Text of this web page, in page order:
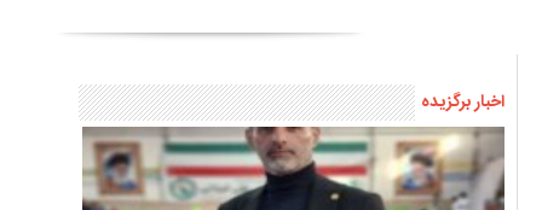
اخبار برگزیده